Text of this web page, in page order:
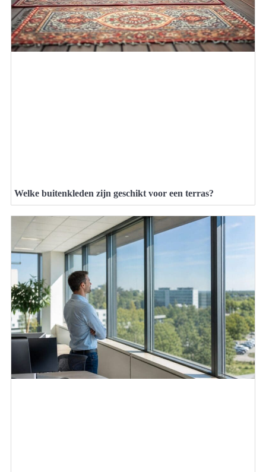
Welke buitenkleden zijn geschikt voor een terras?